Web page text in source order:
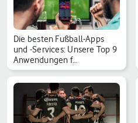
Die besten Fußball-Apps
und -Services: Unsere Top 9
Anwendungen f…